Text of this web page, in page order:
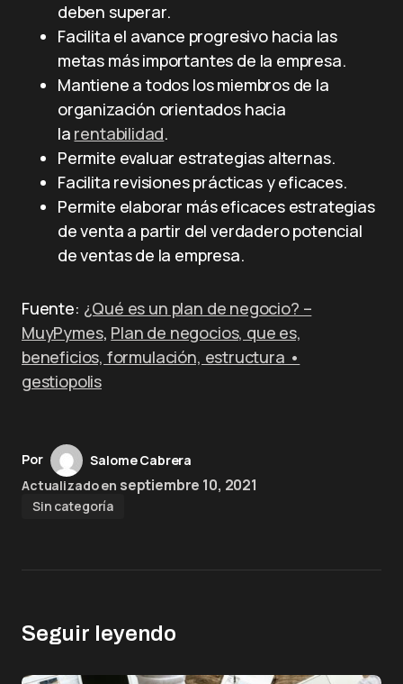
deben superar.
Facilita el avance progresivo hacia las
metas más importantes de la empresa.
Mantiene a todos los miembros de la
organización orientados hacia
la rentabilidad.
Permite evaluar estrategias alternas.
Facilita revisiones prácticas y eficaces.
Permite elaborar más eficaces estrategias
de venta a partir del verdadero potencial
de ventas de la empresa.
Fuente: ¿Qué es un plan de negocio? –
MuyPymes, Plan de negocios, que es,
beneficios, formulación, estructura •
gestiopolis
Por
Salome Cabrera
Actualizado en septiembre 10, 2021
Sin categoría
Seguir leyendo